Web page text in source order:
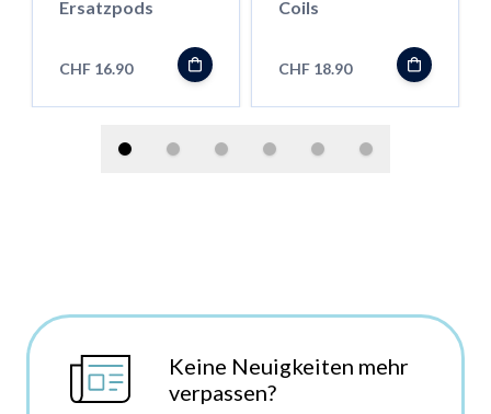
Ersatzpods
CHF 16.90
Coils
CHF 18.90
Keine Neuigkeiten mehr
verpassen?